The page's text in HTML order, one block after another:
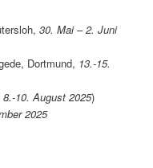
30. Mai – 2. Juni
Dortmund, 13.-15.
8.-10. August 2025)
2025